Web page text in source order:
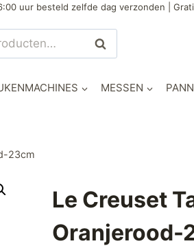
uur besteld zelfde dag verzonden |
Zoeken
MESSEN
23cm
Le Creuset
Oranjerood-